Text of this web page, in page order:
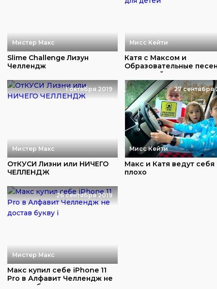
Мистер Макс
Slime Challenge Лизун
Челлендж
Мисс Кейти
Катя с Максом и
Образовательные
для детей
1 октября 2019
Мистер Макс
ОтКУСИ Лизни или НИЧЕГО
ЧЕЛЛЕНДЖ
27 сентября
Мисс Кейти
Макс и Катя ведут себя
плохо
26 сентября 2019
Мистер Макс
Макс купил себе iPhone 11
Pro в Алфавит Челлендж не
достав б...